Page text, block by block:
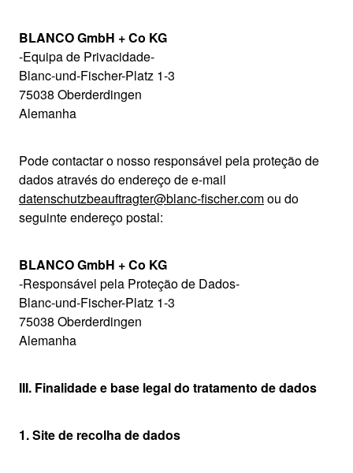
BLANCO GmbH + Co KG
-Equipa de Privacidade-
Blanc-und-Fischer-Platz 1-3
75038 Oberderdingen
Alemanha
Pode contactar o nosso responsável pela proteção de
dados através do endereço de e-mail
datenschutzbeauftragter@blanc-fischer.comou do
seguinte endereço postal:
BLANCO GmbH + Co KG
-Responsável pela Proteção de Dados-
Blanc-und-Fischer-Platz 1-3
75038 Oberderdingen
Alemanha
III. Finalidade e base legal do tratamento de dados
1. Site de recolha de dados